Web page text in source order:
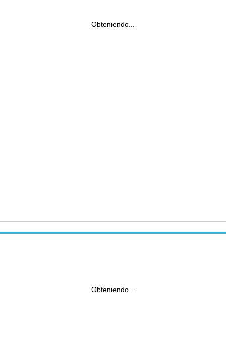
Obteniendo...
Obteniendo...